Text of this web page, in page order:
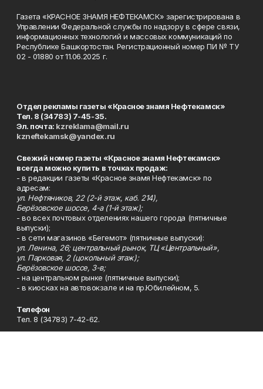
Газета «КРАСНОЕ ЗНАМЯ НЕФТЕКАМСК» зарегистрирована в
Управлении Федеральной службы по надзору в сфере связи,
информационных технологий и массовых коммуникаций по
Республике Башкортостан. Регистрационный номер ПИ № ТУ
02 - 01880 от 11.06.2025 г.
Отдел рекламы газеты «Красное знамя Нефтекамск»
Тел. 8 (34783) 7-45-35.
Эл. почта: kzreklama@mail.ru
kzneftekamsk@yandex.ru
Свежий номер газеты «Красное знамя Нефтекамск»
всегда можно купить в точках продаж:
- в редакции газеты «Красное знамя Нефтекамск» по
адресам:
ул. Нефтяников, 22 (2-й этаж, каб. 214),
Берёзовское шоссе, 4-а (1-й этаж);
- во всех почтовых отделениях нашего города (пятничные
выпуски);
- в сети магазинов «Бегемот» (пятничные выпуски):
ул. Ленина, 26; центральный рынок, ТЦ «Центральный»,
ул. Парковая, 2 (цокольный этаж);
Берёзовское шоссе, 3-в;
- на центральном рынке (пятничные выпуски);
- в киосках на автовокзале и на пр.Юбилейном, 5.
Телефон
Тел. 8 (34783) 7-42-62.